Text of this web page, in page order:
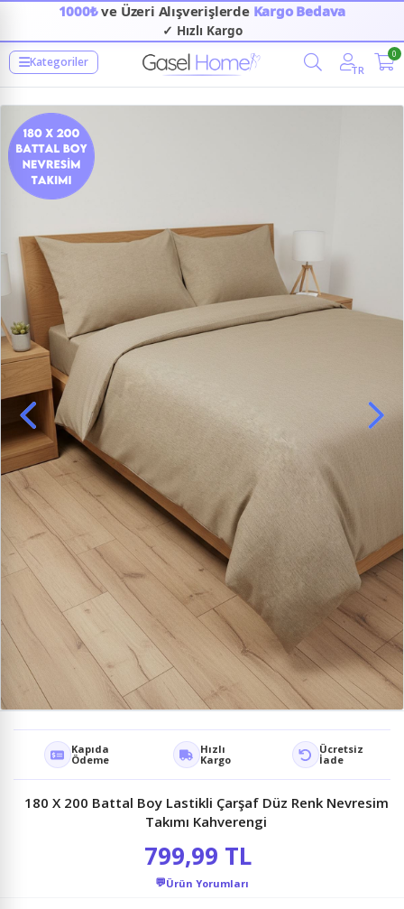
1000₺ve Üzeri Alışverişlerde Kargo Bedava
✓ Hızlı Kargo
Kategoriler
TR
0
Kapıda
Ödeme
Hızlı
Kargo
Ücretsiz
İade
180 X 200 Battal Boy Lastikli Çarşaf Düz Renk Nevresim
Takımı Kahverengi
799,99 TL
💬Ürün Yorumları